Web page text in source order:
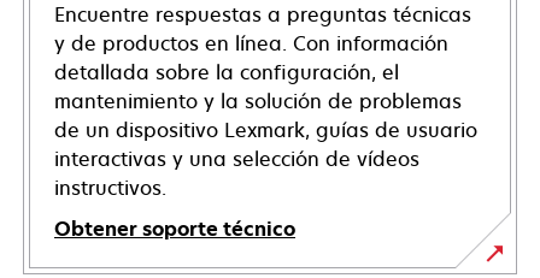
Encuentre respuestas a preguntas técnicas
y de productos en línea. Con información
detallada sobre la configuración, el
mantenimiento y la solución de problemas
de un dispositivo Lexmark, guías de usuario
interactivas y una selección de vídeos
instructivos.
Obtener soporte técnico